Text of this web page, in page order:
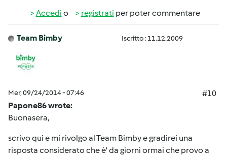
Accedi o registrati per poter commentare
Team Bimby Iscritto : 11.12.2009
Mer, 09/24/2014 - 07:46
#10
Papone86 wrote:
Buonasera,
scrivo qui e mi rivolgo al Team Bimby e gradirei una
risposta considerato che è' da giorni ormai che provo a